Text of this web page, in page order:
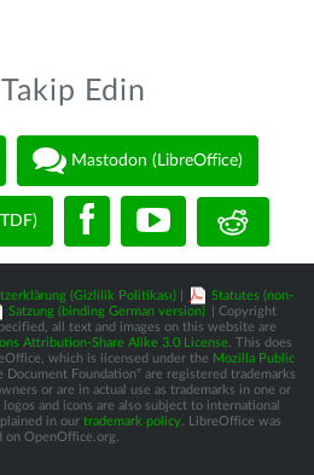
Edin
Mastodon (LibreOffice)
(Gizlilik Politikası)
Statutes (non-
Satzung (binding German version)
| Copyright
all text and images on this website are
Attribution-Share Alike 3.0 License. This does
which is licensed under the Mozilla Public
Document Foundation” are registered trademarks
or are in actual use as trademarks in one or
and icons are also subject to international
in our trademark policy. LibreOffice was
on OpenOffice.org.